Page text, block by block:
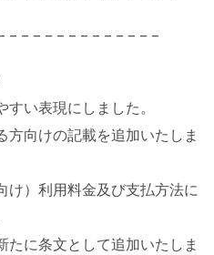
– – – – – – – – – – – – –
い表現にしました。
方向けの記載を追加いたしま
け）利用料金及び支払方法に
たに条文として追加いたしま